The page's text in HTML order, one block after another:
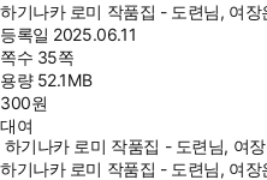
하기나카 로미 작품집 - 도련님, 여
등록일 2025.06.11
쪽수 35쪽
용량 52.1MB
300원
대여
하기나카 로미 작품집 - 도련님, 여
하기나카 로미 작품집 - 도련님, 여